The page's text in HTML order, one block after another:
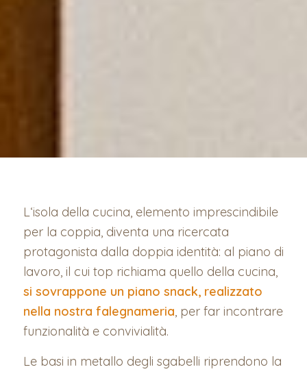
L‘isola della cucina, elemento imprescindibile
per la coppia, diventa una ricercata
protagonista dalla doppia identità: al piano di
lavoro, il cui top richiama quello della cucina,
si sovrappone un piano snack, realizzato
nella nostra falegnameria, per far incontrare
funzionalità e convivialità.
Le basi in metallo degli sgabelli riprendono la